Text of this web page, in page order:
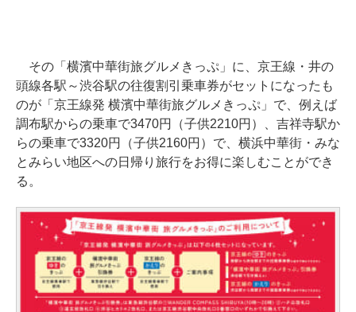
その「横濱中華街旅グルメきっぷ」に、京王線・井の
頭線各駅～渋谷駅の往復割引乗車券がセットになったも
のが「京王線発 横濱中華街旅グルメきっぷ」で、例えば
調布駅からの乗車で3470円（子供2210円）、吉祥寺駅か
らの乗車で3320円（子供2160円）で、横浜中華街・みな
とみらい地区への日帰り旅行をお得に楽しむことができ
る。